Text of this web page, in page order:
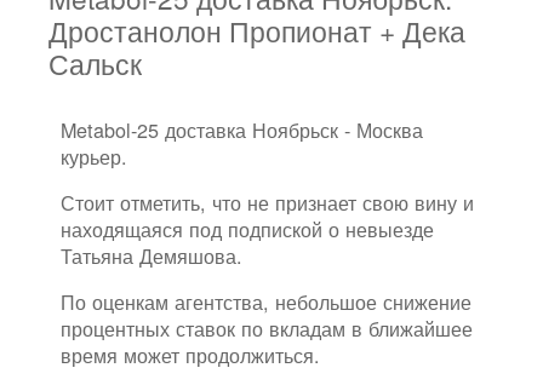
Дростанолон Пропионат + Дека
Сальск
Metabol-25 доставка Ноябрьск - Москва
курьер.
Стоит отметить, что не признает свою вину и
находящаяся под подпиской о невыезде
Татьяна Демяшова.
По оценкам агентства, небольшое снижение
процентных ставок по вкладам в ближайшее
время может продолжиться.